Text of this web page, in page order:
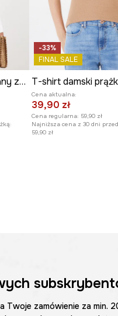
w Słowińskim
T-shirt damski bawełniany z elastanem z motywem roślinnym
-33%
FINAL SALE
Cena aktualna:
39,90 zł
Cena regularna: 59,90 zł
Najniższa cena z 30 dni
59,90 zł
zamówienie za min.